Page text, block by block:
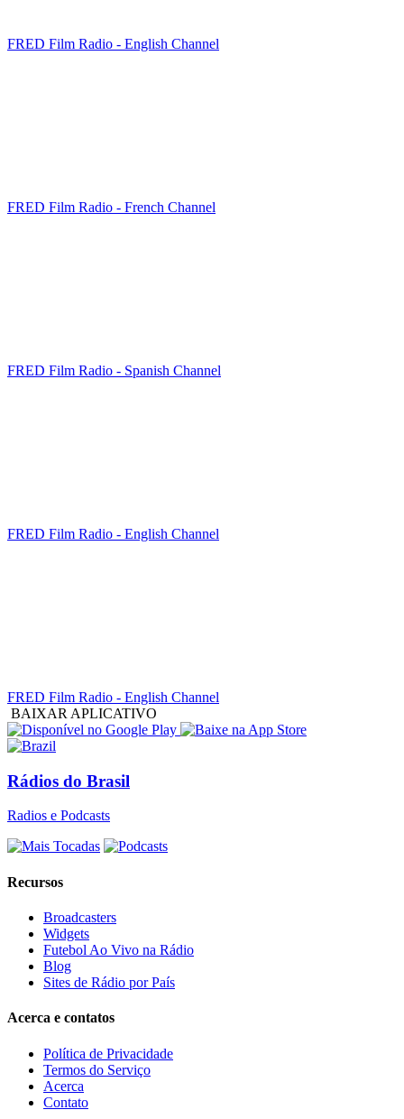
FRED Film Radio - English Channel
FRED Film Radio - French Channel
FRED Film Radio - Spanish Channel
FRED Film Radio - English Channel
FRED Film Radio - English Channel
BAIXAR APLICATIVO
Rádios do Brasil
Radios e Podcasts
Recursos
Broadcasters
Widgets
Futebol Ao Vivo na Rádio
Blog
Sites de Rádio por País
Acerca e contatos
Política de Privacidade
Termos do Serviço
Acerca
Contato